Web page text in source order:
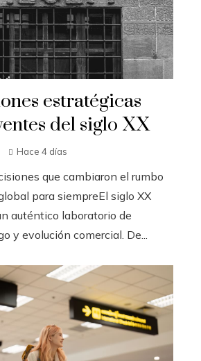
estratégicas
del siglo XX
Hace 4 días
que cambiaron el rumbo
para siempreEl siglo XX
auténtico laboratorio de
y evolución comercial. De...